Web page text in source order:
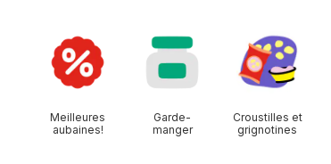
Meilleures
aubaines!
Garde-
manger
Croustilles et
grignotines